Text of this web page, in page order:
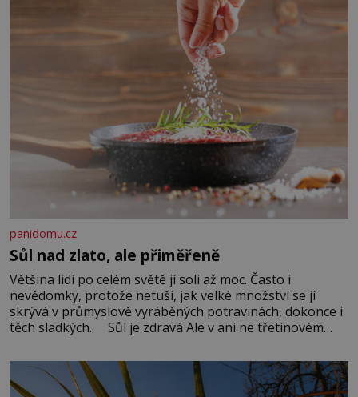
panidomu.cz
Sůl nad zlato, ale přiměřeně
Většina lidí po celém světě jí soli až moc. Často i
nevědomky, protože netuší, jak velké množství se jí
skrývá v průmyslově vyráběných potravinách, dokonce i
těch sladkých. Sůl je zdravá Ale v ani ne třetinovém
základní složky– sodík a chlór – jsou zásadní pro
správné hospodaření